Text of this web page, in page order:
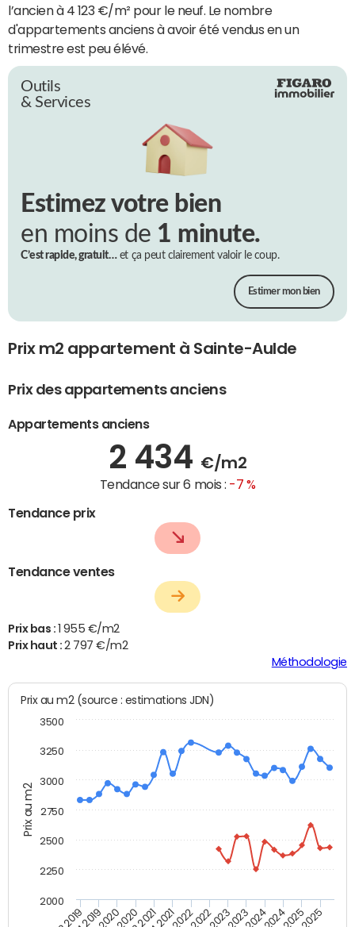
l’ancien à 4 123 €/m² pour le neuf. Le nombre
d'appartements anciens à avoir été vendus en un
trimestre est peu élévé.
Outils
& Services
Estimez votre bien
en moins de 1 minute.
C’est rapide, gratuit…et ça peut clairement valoir le coup.
Estimer mon bien
Prix m2 appartement à Sainte-Aulde
Prix des appartements anciens
Appartements anciens
2 434 €/m2
Tendance sur 6 mois : -7 %
Tendance prix
Tendance ventes
Prix bas : 1 955 €/m2
Prix haut :2 797 €/m2
Méthodologie
Prix au m2
Prix au m2 (source : estimations JDN)
2000
2250
2500
2750
3000
3250
3500